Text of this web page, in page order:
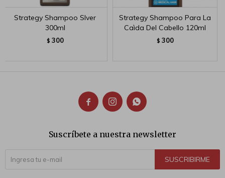
Strategy Shampoo Slver
300ml
$ 300
Strategy Shampoo Para La
Caìda Del Cabello 120ml
$ 300
  
Suscríbete a nuestra newsletter
SUSCRIBIRME